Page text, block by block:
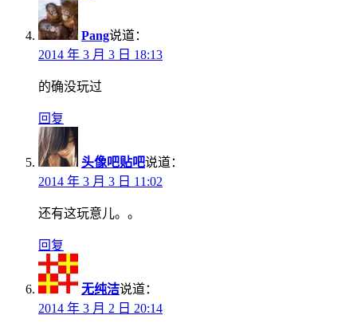
Pang说道：
2014 年 3 月 3 日 18:13
的确没玩过
回复
头像吧贴吧说道：
2014 年 3 月 3 日 11:02
还有这玩意儿。。
回复
无纯洁说道：
2014 年 3 月 2 日 20:14